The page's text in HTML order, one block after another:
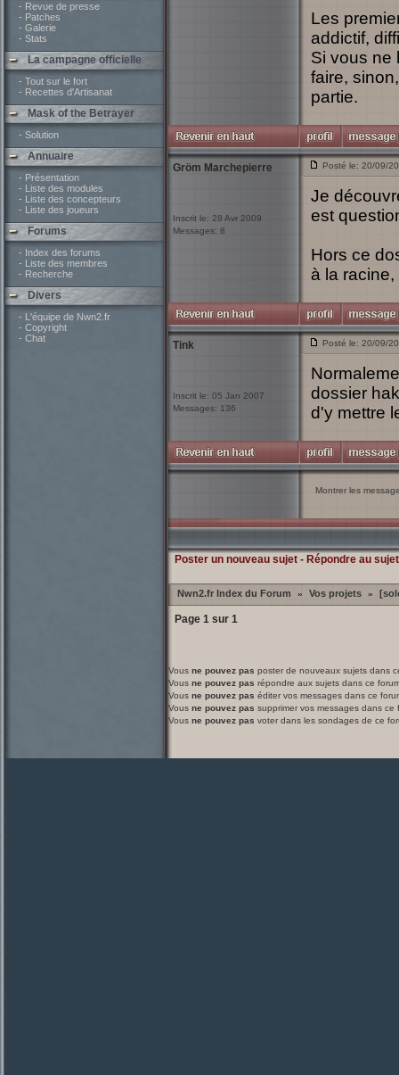
- Revue de presse
- Patches
- Galerie
- Stats
La campagne officielle
- Tout sur le fort
- Recettes d'Artisanat
Mask of the Betrayer
- Solution
Annuaire
- Présentation
- Liste des modules
- Liste des concepteurs
- Liste des joueurs
Forums
- Index des forums
- Liste des membres
- Recherche
Divers
- L'équipe de Nwn2.fr
- Copyright
- Chat
Les
addictif,
Si vous ne
faire,
partie.
Gröm Marchepierre
Inscrit le: 28 Avr 2009
Messages: 8
Posté le: 20/09/
Je
est
Hors ce
à la
Tink
Inscrit le: 05 Jan 2007
Messages: 136
Posté le: 20/09/
dossier
d'y mettre
Montrer les
Poster un nouveau sujet- Répondre au sujet
Nwn2.fr Index du Forum » Vos projets »
Page 1sur 1
Vous ne pouvez pas poster de nouveaux sujets dans
Vous ne pouvez pas répondre aux sujets dans ce
Vous ne pouvez pas éditer vos messages dans ce
Vous ne pouvez pas supprimer vos messages dans ce
Vous ne pouvez pas voter dans les sondages de ce